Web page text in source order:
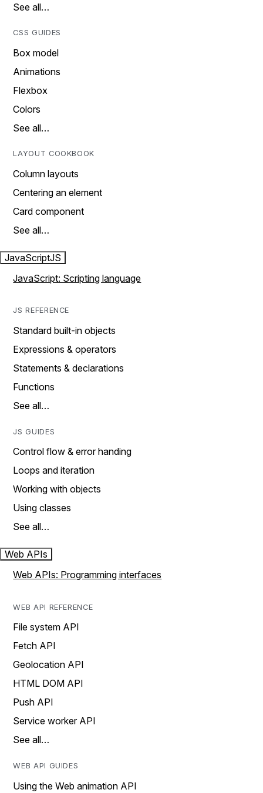
See all…
CSS GUIDES
Box model
Animations
Flexbox
Colors
See all…
LAYOUT COOKBOOK
Column layouts
Centering an element
Card component
See all…
JavaScriptJS
JavaScript: Scripting language
JS REFERENCE
Standard built-in objects
Expressions & operators
Statements & declarations
Functions
See all…
JS GUIDES
Control flow & error handing
Loops and iteration
Working with objects
Using classes
See all…
Web APIs
Web APIs: Programming interfaces
WEB API REFERENCE
File system API
Fetch API
Geolocation API
HTML DOM API
Push API
Service worker API
See all…
WEB API GUIDES
Using the Web animation API